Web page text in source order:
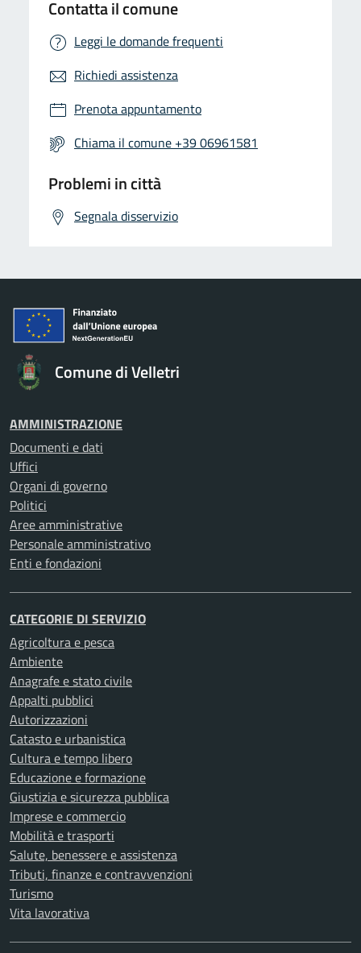
Contatta il comune
Leggi le domande frequenti
Richiedi assistenza
Prenota appuntamento
Chiama il comune +39 06961581
Problemi in città
Segnala disservizio
Comune di Velletri
AMMINISTRAZIONE
Documenti e dati
Uffici
Organi di governo
Politici
Aree amministrative
Personale amministrativo
Enti e fondazioni
CATEGORIE DI SERVIZIO
Agricoltura e pesca
Ambiente
Anagrafe e stato civile
Appalti pubblici
Autorizzazioni
Catasto e urbanistica
Cultura e tempo libero
Educazione e formazione
Giustizia e sicurezza pubblica
Imprese e commercio
Mobilità e trasporti
Salute, benessere e assistenza
Tributi, finanze e contravvenzioni
Turismo
Vita lavorativa